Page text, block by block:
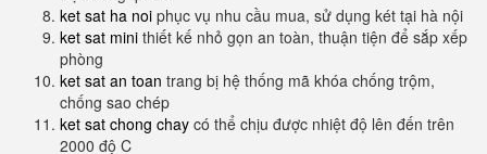
ket sat ha noi phục vụ nhu cầu mua, sử dụng két tại hà nội
ket sat mini thiết kế nhỏ gọn an toàn, thuận tiện để sắp xếp
phòng
ket sat an toan trang bị hệ thống mã khóa chống trộm,
chống sao chép
ket sat chong chay có thể chịu được nhiệt độ lên đến trên
2000 độ C